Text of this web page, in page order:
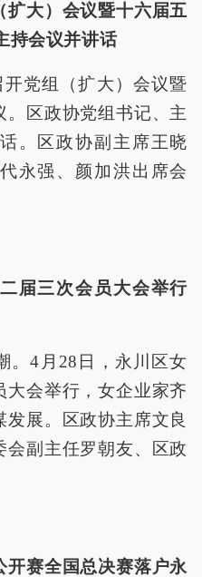
大）会议暨十六届五
持会议并讲话
党组（扩大）会议暨
区政协党组书记、主
。区政协副主席王晓
永强、颜加洪出席会
届三次会员大会举行
。4月28日，永川区女
会举行，女企业家齐
展。区政协主席文良
会副主任罗朝友、区政
赛全国总决赛落户永